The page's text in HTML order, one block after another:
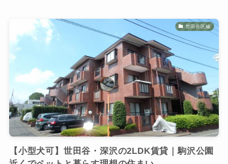
世田谷区編
【小型犬可】世田谷・深沢の2LDK賃貸｜駒沢公園